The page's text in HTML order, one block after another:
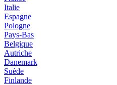
Italie
Espagne
Pologne
Pays-Bas
Belgique
Autriche
Danemark
Suède
Finlande